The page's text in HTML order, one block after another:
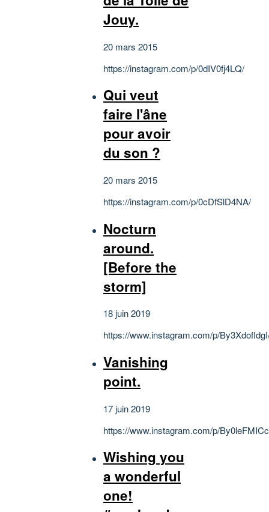
Jouy.
20 mars 2015
https://instagram.com/p/0dIV0fj4LQ/
Qui veut
faire l'âne
pour avoir
du son ?
20 mars 2015
https://instagram.com/p/0cDfSlD4NA/
Nocturn
around.
[Before the
storm]
18 juin 2019
https://www.instagram.com/p/
Vanishing
point.
17 juin 2019
https://www.instagram.com/p/
Wishing you
a wonderful
one!